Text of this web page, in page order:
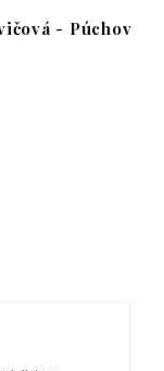
- Púchov